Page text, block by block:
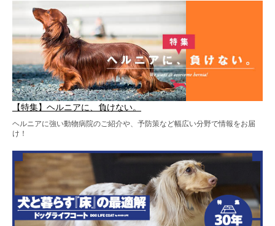
【特集】ヘルニアに、負けない。
ヘルニアに強い動物病院のご紹介や、予防策など幅広い分野で情報をお届
け！